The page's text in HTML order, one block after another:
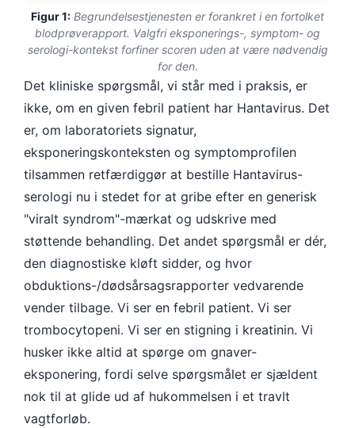
Figur 1: Begrundelsestjenesten er forankret i en fortolket
blodprøverapport. Valgfri eksponerings-, symptom- og
serologi-kontekst forfiner scoren uden at være nødvendig
for den.
Det kliniske spørgsmål, vi står med i praksis, er
ikke, om en given febril patient har Hantavirus. Det
er, om laboratoriets signatur,
eksponeringskonteksten og symptomprofilen
tilsammen retfærdiggør at bestille Hantavirus-
serologi nu i stedet for at gribe efter en generisk
"viralt syndrom"-mærkat og udskrive med
støttende behandling. Det andet spørgsmål er dér,
den diagnostiske kløft sidder, og hvor
obduktions-/dødsårsagsrapporter vedvarende
vender tilbage. Vi ser en febril patient. Vi ser
trombocytopeni. Vi ser en stigning i kreatinin. Vi
husker ikke altid at spørge om gnaver-
eksponering, fordi selve spørgsmålet er sjældent
nok til at glide ud af hukommelsen i et travlt
vagtforløb.